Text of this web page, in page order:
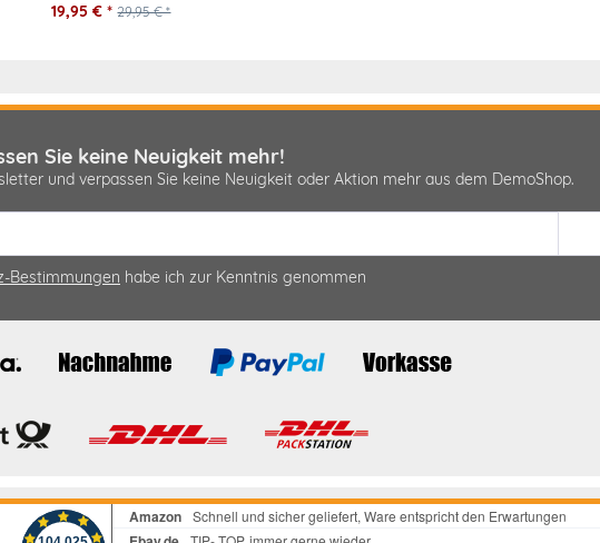
19,95 € * 29,95 € *
Sie keine Neuigkeit mehr!
und verpassen Sie keine Neuigkeit oder Aktion mehr aus dem DemoShop.
Bestimmungen habe ich zur Kenntnis genommen